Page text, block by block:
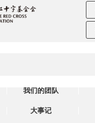
我们的团队
大事记